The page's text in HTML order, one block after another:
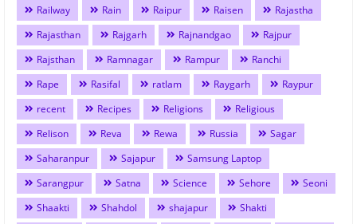
Railway
Rain Raipur Raisen
Rajastha
Rajasthan
Rajgarh Rajnandgao
Rajpur
Rajsthan
Ramnagar Rampur
Ranchi
Rape
Rasifal ratlam Raygarh
Raypur
recent
Recipes Religions
Religious
Relison
Reva Rewa Russia
Sagar
Saharanpur
Sajapur
Samsung Laptop
Sarangpur
Satna Science Sehore
Seoni
Shaakti
Shahdol shajapur
Shakti